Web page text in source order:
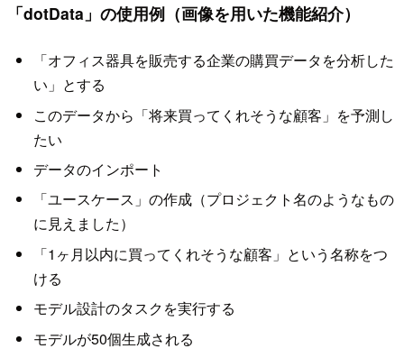
「dotData」の使用例（画像を用いた機能紹介）
「オフィス器具を販売する企業の購買データを分析した
い」とする
このデータから「将来買ってくれそうな顧客」を予測し
たい
データのインポート
「ユースケース」の作成（プロジェクト名のようなもの
に見えました）
「1ヶ月以内に買ってくれそうな顧客」という名称をつ
ける
モデル設計のタスクを実行する
モデルが50個生成される